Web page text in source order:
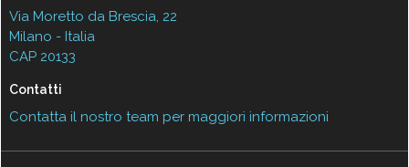
Via Moretto da Brescia, 22
Milano - Italia
CAP 20133
Contatti
Contatta il nostro team per maggiori informazioni